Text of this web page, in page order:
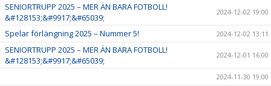
SENIORTRUPP 2025 – MER ÄN BARA FOTBOLL!
&#128153;&#9917;&#65039;
2024-12-02 19:00
Spelar förlängning 2025 – Nummer 5! 2024-12-02 13:11
SENIORTRUPP 2025 – MER ÄN BARA FOTBOLL!
&#128153;&#9917;&#65039;
2024-12-01 16:00
2024-11-30 19:00